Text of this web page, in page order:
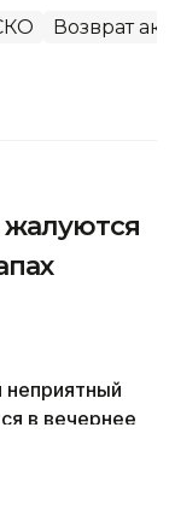
Возврат
в вечернее